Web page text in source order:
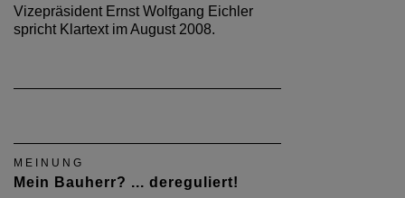
Vizepräsident Ernst Wolfgang Eichler
spricht Klartext im August 2008.
MEINUNG
Mein Bauherr? ... dereguliert!